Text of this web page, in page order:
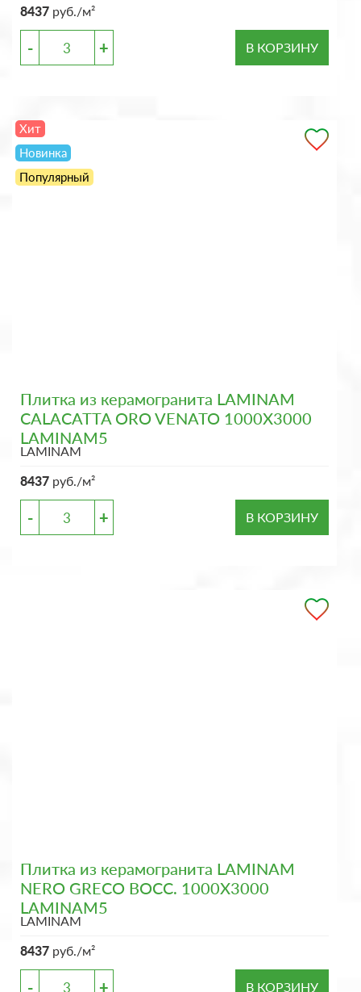
8437 руб./м²
- + В КОРЗИНУ
Хит
Новинка
Популярный
Плитка из керамогранита LAMINAM
CALACATTA ORO VENATO 1000X3000
LAMINAM5
LAMINAM
8437 руб./м²
- + В КОРЗИНУ
Плитка из керамогранита LAMINAM
NERO GRECO BOCC. 1000X3000
LAMINAM5
LAMINAM
8437 руб./м²
- + В КОРЗИНУ